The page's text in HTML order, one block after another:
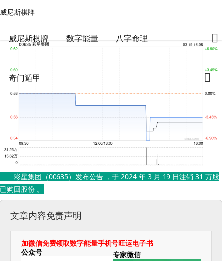
威尼斯棋牌
威尼斯棋牌 数字能量 八字命理
奇门遁甲
威尼斯棋牌
彩星集团3月19日注销31万股已购回股份-威尼斯棋牌
彩星集团（00635）发布公告 ，于 2024 年 3 月 19 日注销 31 万股
已购回股份 。
文章内容免责声明
加微信免费领取数字能量手机号旺运电子书
公众号
专家微信